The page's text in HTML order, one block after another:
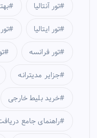
تور آنتالیا
تور ایتالیا
تور فرانسه
جزایر مدیترانه
خرید بلیط خارجی
راهنمای جامع